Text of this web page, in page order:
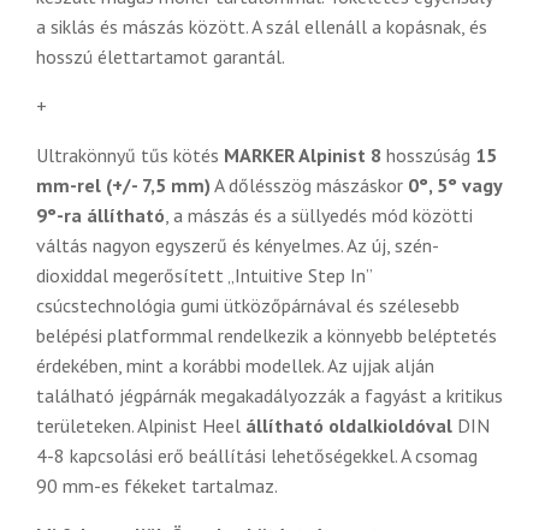
a siklás és mászás között. A szál ellenáll a kopásnak, és
hosszú élettartamot garantál.
+
Ultrakönnyű tűs kötés MARKER Alpinist 8 hosszúság 15
mm-rel (+/- 7,5 mm) A dőlésszög mászáskor 0°, 5° vagy
9°-ra állítható, a mászás és a süllyedés mód közötti
váltás nagyon egyszerű és kényelmes. Az új, szén-
dioxiddal megerősített „Intuitive Step In”
csúcstechnológia gumi ütközőpárnával és szélesebb
belépési platformmal rendelkezik a könnyebb beléptetés
érdekében, mint a korábbi modellek. Az ujjak alján
található jégpárnák megakadályozzák a fagyást a kritikus
területeken. Alpinist Heel állítható oldalkioldóval DIN
4-8 kapcsolási erő beállítási lehetőségekkel. A csomag
90 mm-es fékeket tartalmaz.